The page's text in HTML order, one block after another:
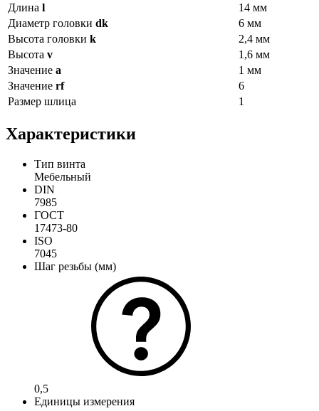
Длина l
14 мм
Диаметр головки dk
6 мм
Высота головки k
2,4 мм
Высота v
1,6 мм
Значение a
1 мм
Значение rf
6
Размер шлица
1
Характеристики
Тип винта
Мебельный
DIN
7985
ГОСТ
17473-80
ISO
7045
Шаг резьбы (мм)
0,5
Единицы измерения